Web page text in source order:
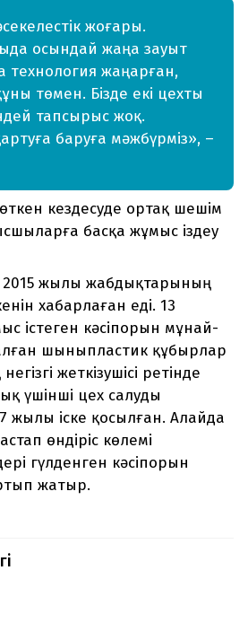
жоғары.
осындай жаңа зауыт
жаңарған,
төмен. Бізде екі цехты
тапсырыс жоқ.
баруға мәжбүрміз», –
кездесуде ортақ шешім
басқа жұмыс іздеу
2015 жылы жабдықтарының
хабарлаған еді. 13
істеген кәсіпорын мұнай-
шыныпластик құбырлар
жеткізушісі ретінде
үшінші цех салуды
жылы іске қосылған. Алайда
өндіріс көлемі
гүлденген кәсіпорын
жатыр.